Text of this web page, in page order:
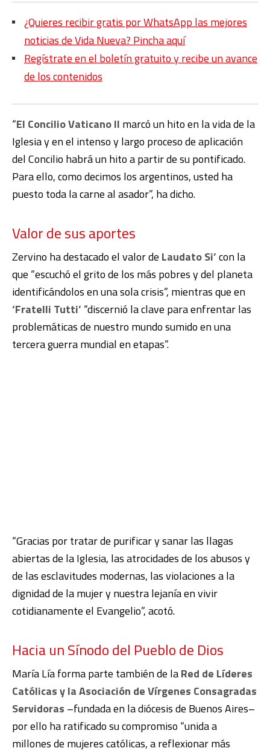
¿Quieres recibir gratis por WhatsApp las mejores
noticias de Vida Nueva? Pincha aquí
Regístrate en el boletín gratuito y recibe un avance
de los contenidos
“El Concilio Vaticano II marcó un hito en la vida de la
Iglesia y en el intenso y largo proceso de aplicación
del Concilio habrá un hito a partir de su pontificado.
Para ello, como decimos los argentinos, usted ha
puesto toda la carne al asador”, ha dicho.
Valor de sus aportes
Zervino ha destacado el valor de Laudato Si’con la
que “escuchó el grito de los más pobres y del planeta
identificándolos en una sola crisis”, mientras que en
‘Fratelli Tutti’ “discernió la clave para enfrentar las
problemáticas de nuestro mundo sumido en una
tercera guerra mundial en etapas”.
“Gracias por tratar de purificar y sanar las llagas
abiertas de la Iglesia, las atrocidades de los abusos y
de las esclavitudes modernas, las violaciones a la
dignidad de la mujer y nuestra lejanía en vivir
cotidianamente el Evangelio”, acotó.
Hacia un Sínodo del Pueblo de Dios
María Lía forma parte también de laRed de Líderes
Católicas y la Asociación de Vírgenes Consagradas
Servidoras –fundada en la diócesis de Buenos Aires–
por ello ha ratificado su compromiso “unida a
millones de mujeres católicas, a reflexionar más